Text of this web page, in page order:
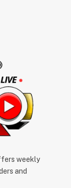
weekly
and